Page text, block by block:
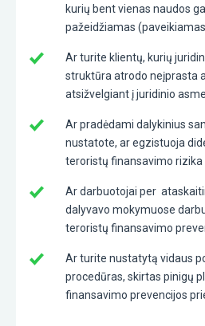
kurių bent vienas naudos
pažeidžiamas
Ar turite klientų, kurių
struktūra atrodo neįprasta
atsižvelgiant į juridinio
Ar pradėdami dalykinius
nustatote, ar egzistuoja
teroristų finansavimo rizika
Ar darbuotojai per
dalyvavo mokymuose
teroristų finansavimo
Ar turite nustatytą vidaus
procedūras, skirtas pinigų
finansavimo prevencijos